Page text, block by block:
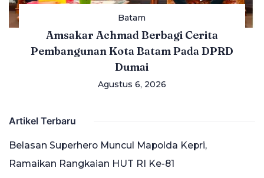
Batam
Amsakar Achmad Berbagi Cerita
Pembangunan Kota Batam Pada DPRD
Dumai
Agustus 6, 2026
Artikel Terbaru
Belasan Superhero Muncul Mapolda Kepri,
Ramaikan Rangkaian HUT RI Ke-81